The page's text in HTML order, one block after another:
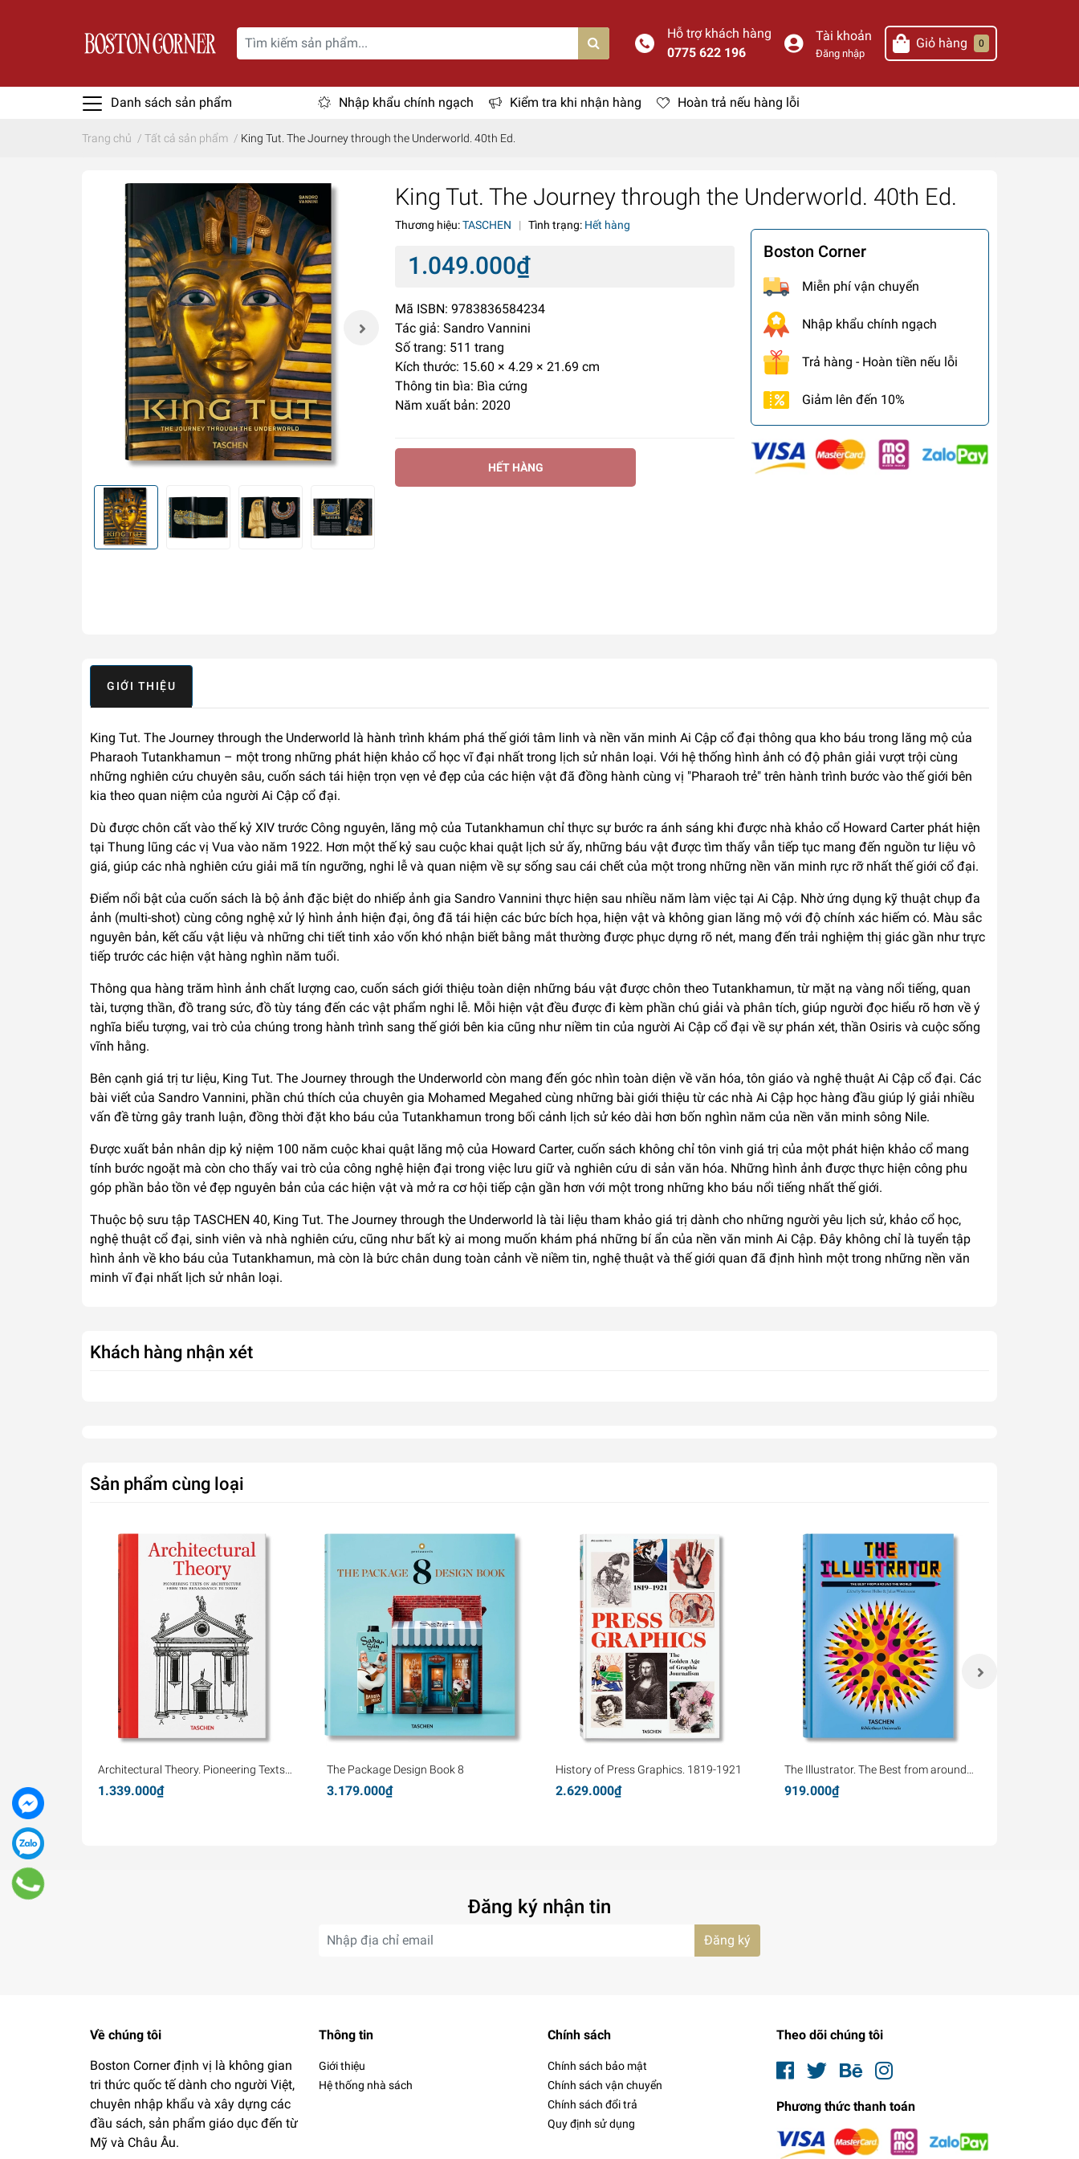
Hỗ trợ khách hàng
0775 622 196
Tài khoản
Đăng nhập
Giỏ hàng 0
Danh sách sản phẩm Nhập khẩu chính ngạch Kiểm tra khi nhận hàng Hoàn trả nếu hàng lỗi
Trang chủ / Tất cả sản phẩm / King Tut. The Journey through the Underworld. 40th Ed.
King Tut. The Journey through the Underworld. 40th Ed.
Thương hiệu:TASCHEN | Tình trạng: Hết hàng
1.049.000₫
Mã ISBN: 9783836584234
Tác giả: Sandro Vannini
Số trang: 511 trang
Kích thước: 15.60 × 4.29 × 21.69 cm
Thông tin bìa: Bìa cứng
Năm xuất bản: 2020
HẾT HÀNG
Boston Corner
Miễn phí vận chuyển
Nhập khẩu chính ngạch
Trả hàng - Hoàn tiền nếu lỗi
Giảm lên đến 10%
GIỚI THIỆU
King Tut. The Journey through the Underworld là hành trình khám phá thế giới tâm linh và nền văn minh Ai Cập cổ đại thông qua kho báu trong lăng mộ của
Pharaoh Tutankhamun – một trong những phát hiện khảo cổ học vĩ đại nhất trong lịch sử nhân loại. Với hệ thống hình ảnh có độ phân giải vượt trội cùng
những nghiên cứu chuyên sâu, cuốn sách tái hiện trọn vẹn vẻ đẹp của các hiện vật đã đồng hành cùng vị "Pharaoh trẻ" trên hành trình bước vào thế giới bên
kia theo quan niệm của người Ai Cập cổ đại.
Dù được chôn cất vào thế kỷ XIV trước Công nguyên, lăng mộ của Tutankhamun chỉ thực sự bước ra ánh sáng khi được nhà khảo cổ Howard Carter phát hiện
tại Thung lũng các vị Vua vào năm 1922. Hơn một thế kỷ sau cuộc khai quật lịch sử ấy, những báu vật được tìm thấy vẫn tiếp tục mang đến nguồn tư liệu vô
giá, giúp các nhà nghiên cứu giải mã tín ngưỡng, nghi lễ và quan niệm về sự sống sau cái chết của một trong những nền văn minh rực rỡ nhất thế giới cổ đại.
Điểm nổi bật của cuốn sách là bộ ảnh đặc biệt do nhiếp ảnh gia Sandro Vannini thực hiện sau nhiều năm làm việc tại Ai Cập. Nhờ ứng dụng kỹ thuật chụp đa
ảnh (multi-shot) cùng công nghệ xử lý hình ảnh hiện đại, ông đã tái hiện các bức bích họa, hiện vật và không gian lăng mộ với độ chính xác hiếm có. Màu sắc
nguyên bản, kết cấu vật liệu và những chi tiết tinh xảo vốn khó nhận biết bằng mắt thường được phục dựng rõ nét, mang đến trải nghiệm thị giác gần như trực
tiếp trước các hiện vật hàng nghìn năm tuổi.
Thông qua hàng trăm hình ảnh chất lượng cao, cuốn sách giới thiệu toàn diện những báu vật được chôn theo Tutankhamun, từ mặt nạ vàng nổi tiếng, quan
tài, tượng thần, đồ trang sức, đồ tùy táng đến các vật phẩm nghi lễ. Mỗi hiện vật đều được đi kèm phần chú giải và phân tích, giúp người đọc hiểu rõ hơn về ý
nghĩa biểu tượng, vai trò của chúng trong hành trình sang thế giới bên kia cũng như niềm tin của người Ai Cập cổ đại về sự phán xét, thần Osiris và cuộc sống
vĩnh hằng.
Bên cạnh giá trị tư liệu, King Tut. The Journey through the Underworld còn mang đến góc nhìn toàn diện về văn hóa, tôn giáo và nghệ thuật Ai Cập cổ đại. Các
bài viết của Sandro Vannini, phần chú thích của chuyên gia Mohamed Megahed cùng những bài giới thiệu từ các nhà Ai Cập học hàng đầu giúp lý giải nhiều
vấn đề từng gây tranh luận, đồng thời đặt kho báu của Tutankhamun trong bối cảnh lịch sử kéo dài hơn bốn nghìn năm của nền văn minh sông Nile.
Được xuất bản nhân dịp kỷ niệm 100 năm cuộc khai quật lăng mộ của Howard Carter, cuốn sách không chỉ tôn vinh giá trị của một phát hiện khảo cổ mang
tính bước ngoặt mà còn cho thấy vai trò của công nghệ hiện đại trong việc lưu giữ và nghiên cứu di sản văn hóa. Những hình ảnh được thực hiện công phu
góp phần bảo tồn vẻ đẹp nguyên bản của các hiện vật và mở ra cơ hội tiếp cận gần hơn với một trong những kho báu nổi tiếng nhất thế giới.
Thuộc bộ sưu tập TASCHEN 40, King Tut. The Journey through the Underworld là tài liệu tham khảo giá trị dành cho những người yêu lịch sử, khảo cổ học,
nghệ thuật cổ đại, sinh viên và nhà nghiên cứu, cũng như bất kỳ ai mong muốn khám phá những bí ẩn của nền văn minh Ai Cập. Đây không chỉ là tuyển tập
hình ảnh về kho báu của Tutankhamun, mà còn là bức chân dung toàn cảnh về niềm tin, nghệ thuật và thế giới quan đã định hình một trong những nền văn
minh vĩ đại nhất lịch sử nhân loại.
Khách hàng nhận xét
Sản phẩm cùng loại
Architectural Theory. Pioneering Texts
on Architecture from the Renaissance
to Today
1.339.000₫
The Package Design Book 8
3.179.000₫
History of Press Graphics. 1819-1921
2.629.000₫
The Illustrator. The Best from around
the World
919.000₫
Đăng ký nhận tin
Đăng ký
Về chúng tôi
Boston Corner định vị là không gian
tri thức quốc tế dành cho người Việt,
chuyên nhập khẩu và xây dựng các
đầu sách, sản phẩm giáo dục đến từ
Mỹ và Châu Âu.
Thông tin
Giới thiệu
Hệ thống nhà sách
Chính sách
Chính sách bảo mật
Chính sách vận chuyển
Chính sách đổi trả
Quy định sử dụng
Theo dõi chúng tôi
Phương thức thanh toán